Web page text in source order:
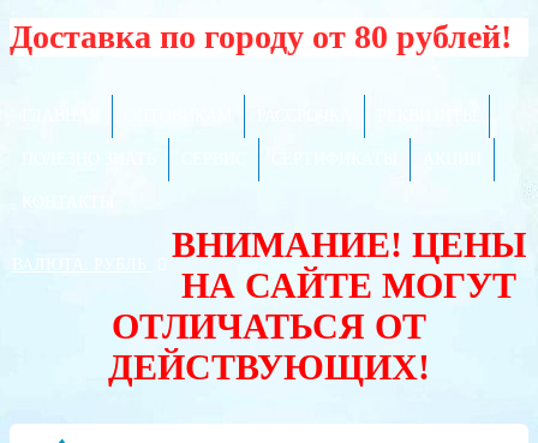
Доставка по городу от 80 рублей!
ВАЛЮТА:
ВНИМАНИЕ! ЦЕНЫ
НА САЙТЕ МОГУТ
ОТЛИЧАТЬСЯ ОТ
ДЕЙСТВУЮЩИХ!